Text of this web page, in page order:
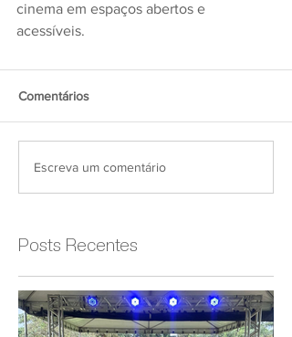
cinema em espaços abertos e
acessíveis.
Comentários
Escreva um comentário
Posts Recentes